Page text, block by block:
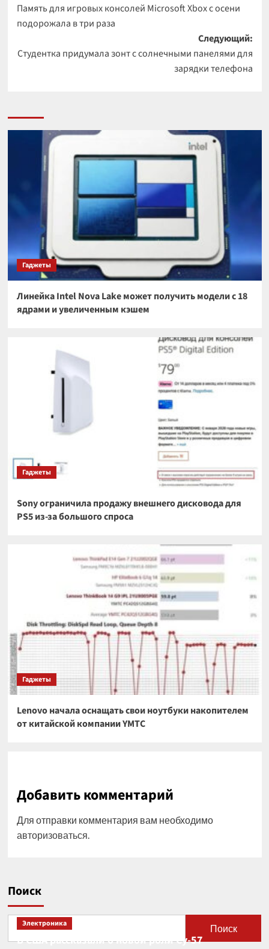
записи
Память для игровых консолей Microsoft Xbox с осени
подорожала в три раза
Следующий:
Студентка придумала зонт с солнечными панелями для
зарядки телефона
Гаджеты
Линейка Intel Nova Lake может получить модели с 18
ядрами и увеличенным кэшем
Гаджеты
Sony ограничила продажу внешнего дисковода для
PS5 из-за большого спроса
Гаджеты
Lenovo начала оснащать свои ноутбуки накопителем
от китайской компании YMTC
Добавить комментарий
Для отправки комментария вам необходимо
авторизоваться.
Поиск
Поиск
Электроника
В США рассказали о новой роли Су-57